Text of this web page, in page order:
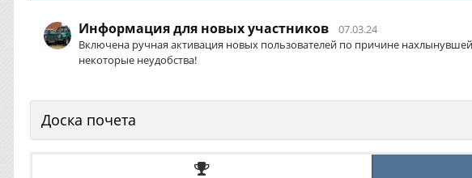
Информация для новых участников
07.03.24
Включена ручная активация новых пользователей по причине
некоторые неудобства!
Доска почета